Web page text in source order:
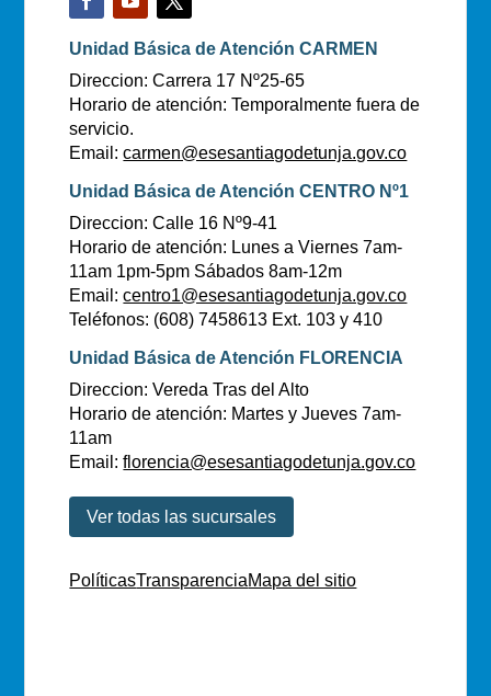
Unidad Básica de Atención CARMEN
Direccion: Carrera 17 Nº25-65
Horario de atención: Temporalmente fuera de
servicio.
Email:carmen@esesantiagodetunja.gov.co
Unidad Básica de Atención CENTRO Nº1
Direccion: Calle 16 Nº9-41
Horario de atención: Lunes a Viernes 7am-
11am 1pm-5pm Sábados 8am-12m
Email:centro1@esesantiagodetunja.gov.co
Teléfonos: (608) 7458613 Ext. 103 y 410
Unidad Básica de Atención FLORENCIA
Direccion: Vereda Tras del Alto
Horario de atención: Martes y Jueves 7am-
11am
Email:florencia@esesantiagodetunja.gov.co
Ver todas las sucursales
PolíticasTransparenciaMapa del sitio